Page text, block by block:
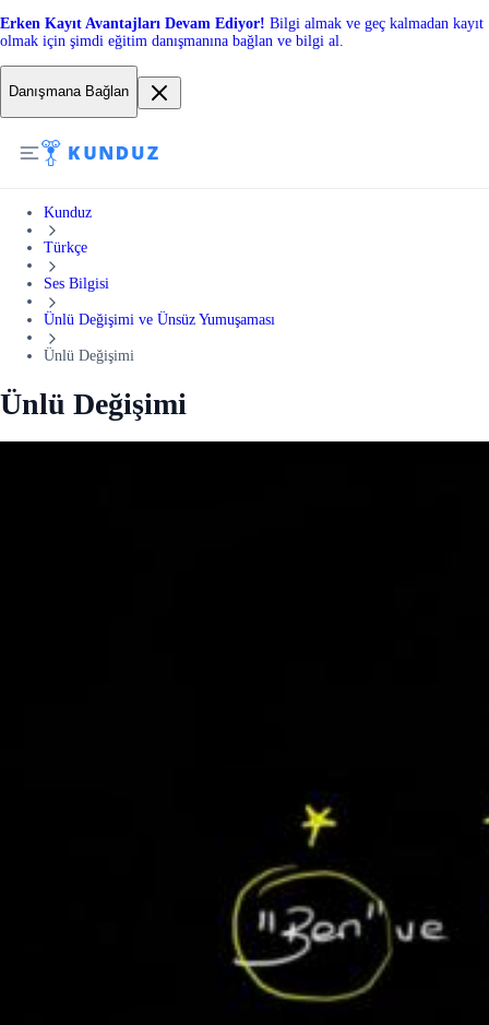
Erken Kayıt Avantajları Devam Ediyor! Bilgi almak ve geç kalmadan kayıt
olmak için şimdi eğitim danışmanına bağlan ve bilgi al.
Danışmana Bağlan
Kunduz
Türkçe
Ses Bilgisi
Ünlü Değişimi ve Ünsüz Yumuşaması
Ünlü Değişimi
Ünlü Değişimi